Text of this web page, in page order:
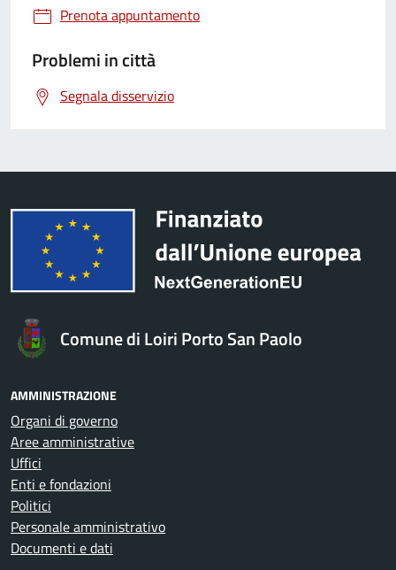
Prenota appuntamento
Problemi in città
Segnala disservizio
Comune di Loiri Porto San Paolo
AMMINISTRAZIONE
Organi di governo
Aree amministrative
Uffici
Enti e fondazioni
Politici
Personale amministrativo
Documenti e dati